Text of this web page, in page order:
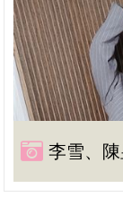
李雪、